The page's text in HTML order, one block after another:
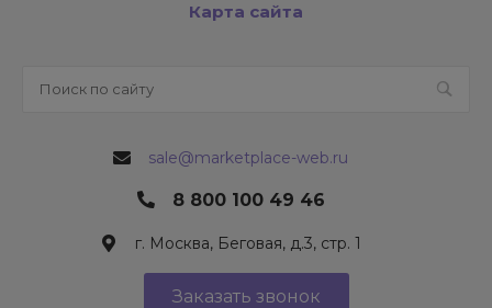
Карта сайта
sale@marketplace-web.ru
8 800 100 49 46
г. Москва, Беговая, д.3, стр. 1
Заказать звонок